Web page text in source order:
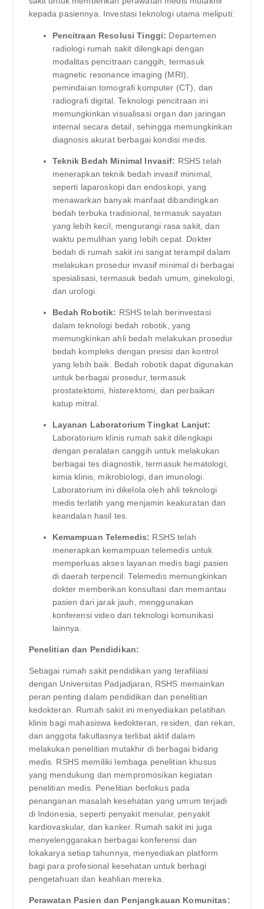
kepada pasiennya. Investasi teknologi utama meliputi:
Pencitraan Resolusi Tinggi: Departemen
radiologi rumah sakit dilengkapi dengan
modalitas pencitraan canggih, termasuk
magnetic resonance imaging (MRI),
pemindaian tomografi komputer (CT), dan
radiografi digital. Teknologi pencitraan ini
memungkinkan visualisasi organ dan jaringan
internal secara detail, sehingga memungkinkan
diagnosis akurat berbagai kondisi medis.
Teknik Bedah Minimal Invasif: RSHS telah
menerapkan teknik bedah invasif minimal,
seperti laparoskopi dan endoskopi, yang
menawarkan banyak manfaat dibandingkan
bedah terbuka tradisional, termasuk sayatan
yang lebih kecil, mengurangi rasa sakit, dan
waktu pemulihan yang lebih cepat. Dokter
bedah di rumah sakit ini sangat terampil dalam
melakukan prosedur invasif minimal di berbagai
spesialisasi, termasuk bedah umum, ginekologi,
dan urologi.
Bedah Robotik: RSHS telah berinvestasi
dalam teknologi bedah robotik, yang
memungkinkan ahli bedah melakukan prosedur
bedah kompleks dengan presisi dan kontrol
yang lebih baik. Bedah robotik dapat digunakan
untuk berbagai prosedur, termasuk
prostatektomi, histerektomi, dan perbaikan
katup mitral.
Layanan Laboratorium Tingkat Lanjut:
Laboratorium klinis rumah sakit dilengkapi
dengan peralatan canggih untuk melakukan
berbagai tes diagnostik, termasuk hematologi,
kimia klinis, mikrobiologi, dan imunologi.
Laboratorium ini dikelola oleh ahli teknologi
medis terlatih yang menjamin keakuratan dan
keandalan hasil tes.
Kemampuan Telemedis: RSHS telah
menerapkan kemampuan telemedis untuk
memperluas akses layanan medis bagi pasien
di daerah terpencil. Telemedis memungkinkan
dokter memberikan konsultasi dan memantau
pasien dari jarak jauh, menggunakan
konferensi video dan teknologi komunikasi
lainnya.
Penelitian dan Pendidikan:
Sebagai rumah sakit pendidikan yang terafiliasi
dengan Universitas Padjadjaran, RSHS memainkan
peran penting dalam pendidikan dan penelitian
kedokteran. Rumah sakit ini menyediakan pelatihan
klinis bagi mahasiswa kedokteran, residen, dan rekan,
dan anggota fakultasnya terlibat aktif dalam
melakukan penelitian mutakhir di berbagai bidang
medis. RSHS memiliki lembaga penelitian khusus
yang mendukung dan mempromosikan kegiatan
penelitian medis. Penelitian berfokus pada
penanganan masalah kesehatan yang umum terjadi
di Indonesia, seperti penyakit menular, penyakit
kardiovaskular, dan kanker. Rumah sakit ini juga
menyelenggarakan berbagai konferensi dan
lokakarya setiap tahunnya, menyediakan platform
bagi para profesional kesehatan untuk berbagi
pengetahuan dan keahlian mereka.
Perawatan Pasien dan Penjangkauan Komunitas: